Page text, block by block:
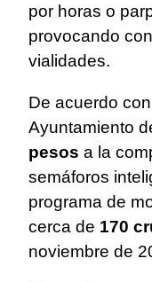
por horas o
provocando
vialidades.
De acuerdo
Ayuntamiento
pesos a la
semáforos
programa de
cerca de 170
noviembre de